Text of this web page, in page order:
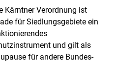
Kärntner Ver­­­ordnung ist
für Siedlungsgebiete ein
und gilt als
für andere Bundes­